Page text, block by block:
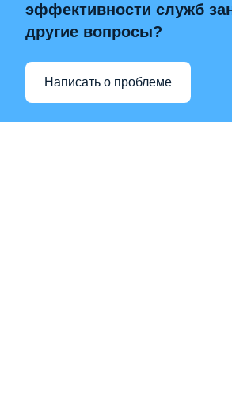
эффективности служб
другие вопросы?
Написать о проблеме